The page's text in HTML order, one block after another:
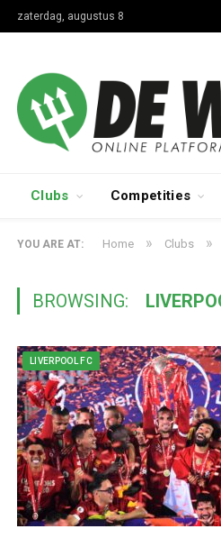
zaterdag, augustus 8
Clubs Competities
YOU ARE AT: Home » Clubs »
BROWSING:
LIVERPOOL FC